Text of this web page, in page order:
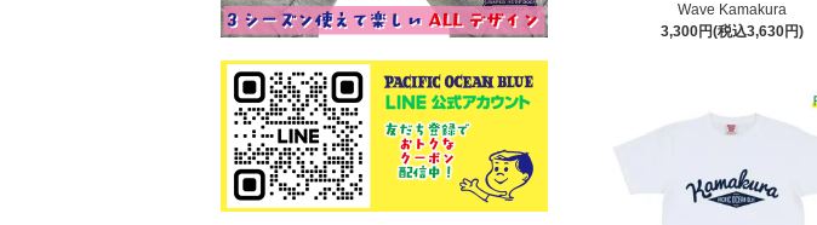
Wave Kamakura
3,300円(税込3,630円)